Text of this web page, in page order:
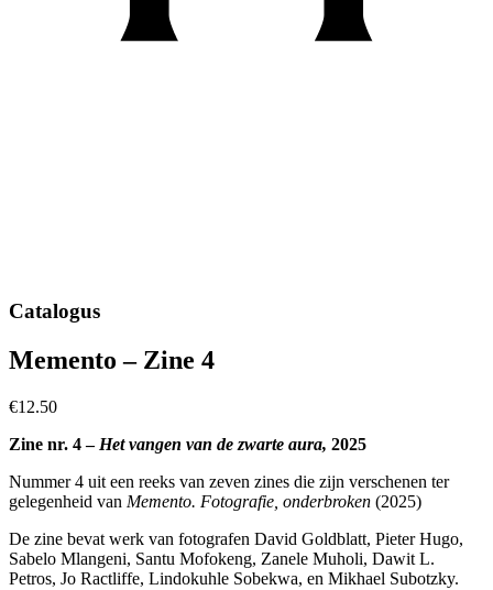
Catalogus
Memento – Zine 4
€12.50
Zine nr. 4 – Het vangen van de zwarte aura, 2025
Nummer 4 uit een reeks van zeven zines die zijn verschenen ter
gelegenheid van Memento. Fotografie, onderbroken (2025)
De zine bevat werk van fotografen David Goldblatt, Pieter Hugo,
Sabelo Mlangeni, Santu Mofokeng, Zanele Muholi, Dawit L.
Petros, Jo Ractliffe, Lindokuhle Sobekwa, en Mikhael Subotzky.